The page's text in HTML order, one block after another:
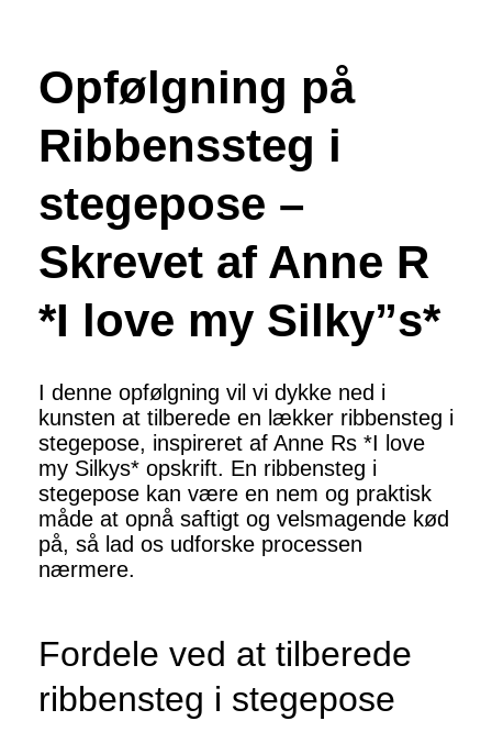
Opfølgning på
Ribbenssteg i
stegepose –
Skrevet af Anne R
*I love my Silky”s*
I denne opfølgning vil vi dykke ned i
kunsten at tilberede en lækker ribbensteg i
stegepose, inspireret af Anne Rs *I love
my Silkys* opskrift. En ribbensteg i
stegepose kan være en nem og praktisk
måde at opnå saftigt og velsmagende kød
på, så lad os udforske processen
nærmere.
Fordele ved at tilberede
ribbensteg i stegepose